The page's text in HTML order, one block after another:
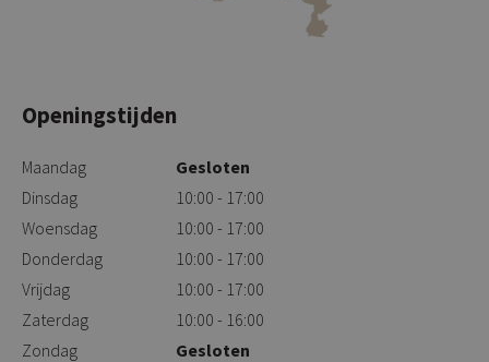
Openingstijden
Maandag
Gesloten
Dinsdag
10:00 - 17:00
Woensdag
10:00 - 17:00
Donderdag
10:00 - 17:00
Vrijdag
10:00 - 17:00
Zaterdag
10:00 - 16:00
Zondag
Gesloten